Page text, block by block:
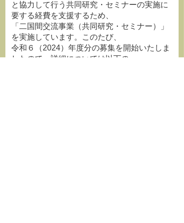
と協力して行う共同研究・セミナーの実施に
要する経費を支援するため、
「二国間交流事業（共同研究・セミナー）」
を実施しています。このたび、
令和６（2024）年度分の募集を開始いたしま
したので、詳細については以下の